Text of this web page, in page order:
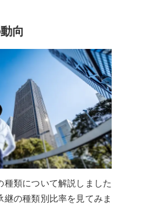
向
種類について解説しました
継の種類別比率を見てみま